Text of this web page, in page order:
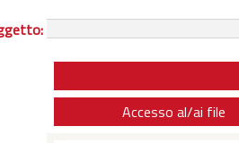
Accesso al/ai file